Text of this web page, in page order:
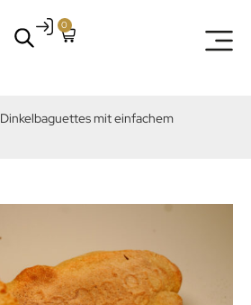
0
Dinkelbaguettes mit einfachem